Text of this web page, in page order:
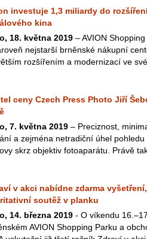
investuje 1,3 miliardy do
kina
18. května 2019 – AVION
nejstarší brněnské nákupní
rozšířením a modernizací ve své
ceny Czech Press Photo Jiří
7. května 2019 – Preciznost,
a zejména netradiční úhel
skrz objektiv fotoaparátu. Právě tak
v akci nabídne zdarma
soutěž v planku
14. března 2019 - O víkendu
AVION Shopping Parku a